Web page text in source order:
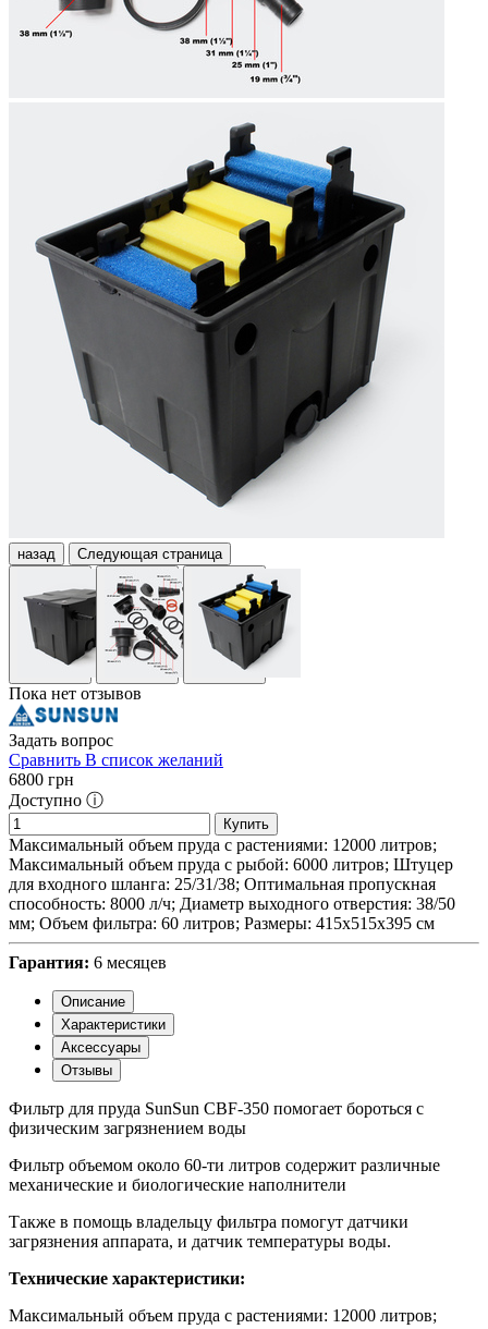
назад Следующая страница
Пока нет отзывов
Задать вопрос
Сравнить В список желаний
6800 грн
Доступно ⓘ
Купить
Максимальный объем пруда с растениями: 12000 литров;
Максимальный объем пруда с рыбой: 6000 литров; Штуцер
для входного шланга: 25/31/38; Оптимальная пропускная
способность: 8000 л/ч; Диаметр выходного отверстия: 38/50
мм; Объем фильтра: 60 литров; Размеры: 415х515х395 см
Гарантия: 6 месяцев
Описание
Характеристики
Аксессуары
Отзывы
Фильтр для пруда SunSun CBF-350 помогает бороться с
физическим загрязнением воды
Фильтр объемом около 60-ти литров содержит различные
механические и биологические наполнители
Также в помощь владельцу фильтра помогут датчики
загрязнения аппарата, и датчик температуры воды.
Технические характеристики:
Максимальный объем пруда с растениями: 12000 литров;